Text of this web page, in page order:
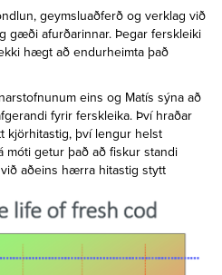
geymsluaðferð og verklag við
gæði afurðarinnar. Þegar ferskleiki
hægt að endurheimta það
eins og Matís sýna að
fyrir ferskleika. Því hraðar
því lengur helst
móti getur það að fiskur standi
aðeins hærra hitastig stytt